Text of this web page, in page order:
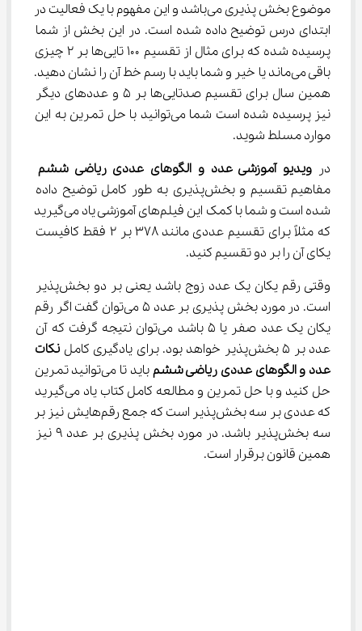
موضوع بخش پذیری می‌باشد و این مفهوم با یک فعالیت در
ابتدای درس توضیح داده شده است. در این بخش از شما
پرسیده شده که برای مثال از تقسیم ۱۰۰ تایی‌ها بر ۲ چیزی
باقی می‌ماند یا خیر و شما باید با رسم خط آن را نشان دهید.
همین سال برای تقسیم صدتایی‌ها بر ۵ و عددهای دیگر
نیز پرسیده شده است شما می‌توانید با حل تمرین به این
موارد مسلط شوید.
در ویدیو آموزشی عدد و الگوهای عددی ریاضی ششم
مفاهیم تقسیم و بخش‌پذیری به طور کامل توضیح داده
شده است و شما با کمک این فیلم‌های آموزشی یاد می‌گیرید
که مثلاً برای تقسیم عددی مانند ۳۷۸ بر ۲ فقط کافیست
یکای آن را بر دو تقسیم کنید.
وقتی رقم یکان یک عدد زوج باشد یعنی بر دو بخش‌پذیر
است. در مورد بخش پذیری بر عدد ۵ می‌توان گفت اگر رقم
یکان یک عدد صفر یا ۵ باشد می‌توان نتیجه گرفت که آن
عدد بر ۵ بخش‌پذیر خواهد بود. برای یادگیری کامل
نکات
عدد و الگوهای عددی ریاضی ششم
باید تا می‌توانید تمرین
حل کنید و با حل تمرین و مطالعه کامل کتاب یاد می‌گیرید
که عددی بر سه بخش‌پذیر است که جمع رقم‌هایش نیز بر
سه بخش‌پذیر باشد. در مورد بخش پذیری بر عدد ۹ نیز
همین قانون برقرار است.